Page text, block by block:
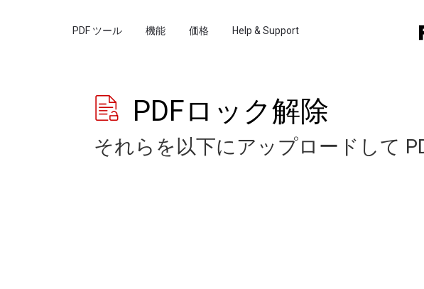
PDF ツール 機能 価格 Help & Support
PDFロック解除
それらを以下にアップロードして